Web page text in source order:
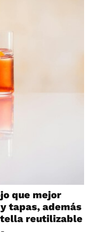
que mejor
tapas, además
reutilizable